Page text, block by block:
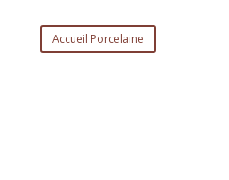
Accueil Porcelaine